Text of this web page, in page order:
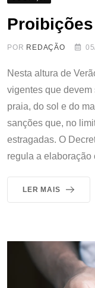
POR REDAÇÃO
Nesta altura de
vigentes que
praia, do sol e do
sanções que, no
estragadas. O
regula a
LER MAIS